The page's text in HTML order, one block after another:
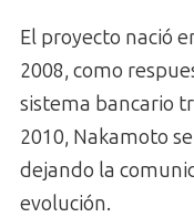
El proyecto nació
2008, como
sistema bancario
2010, Nakamoto
dejando la
evolución.